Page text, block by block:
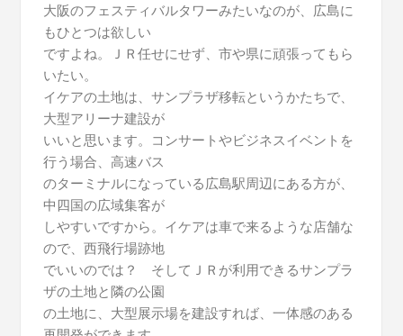
大阪のフェスティバルタワーみたいなのが、広島に
もひとつは欲しい
ですよね。ＪＲ任せにせず、市や県に頑張ってもら
いたい。
イケアの土地は、サンプラザ移転というかたちで、
大型アリーナ建設が
いいと思います。コンサートやビジネスイベントを
行う場合、高速バス
のターミナルになっている広島駅周辺にある方が、
中四国の広域集客が
しやすいですから。イケアは車で来るような店舗な
ので、西飛行場跡地
でいいのでは？ そしてＪＲが利用できるサンプラ
ザの土地と隣の公園
の土地に、大型展示場を建設すれば、一体感のある